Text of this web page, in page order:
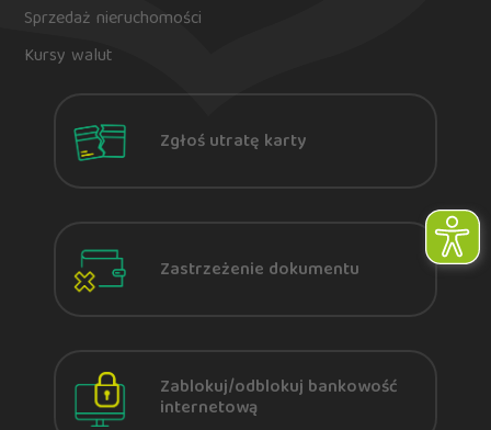
Sprzedaż nieruchomości
Kursy walut
Zgłoś utratę karty
Zastrzeżenie dokumentu
Zablokuj/odblokuj bankowość
internetową